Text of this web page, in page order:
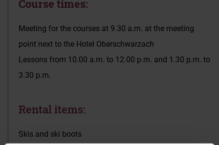
Course times:
Meeting for the courses at 9.30 a.m. at the meeting
point next to the Hotel Oberschwarzach
Lessons from 10.00 a.m. to 12.00 p.m. and 1.30 p.m. to
3.30 p.m.
Rental items:
Skis and ski boots